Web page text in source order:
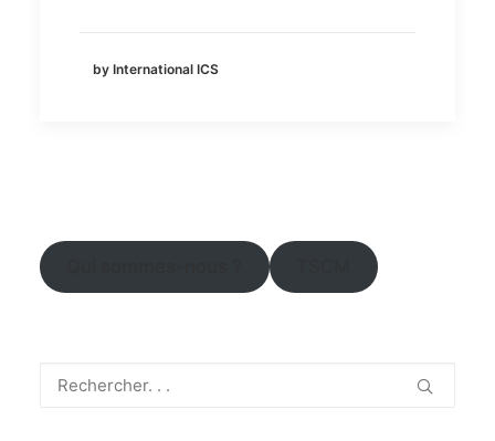
by International ICS